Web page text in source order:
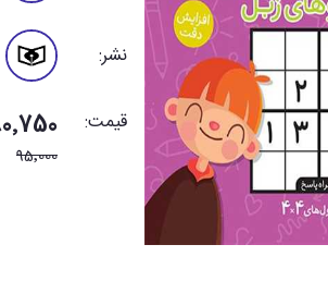
نشر:
قیمت: 80٬750
95٬000